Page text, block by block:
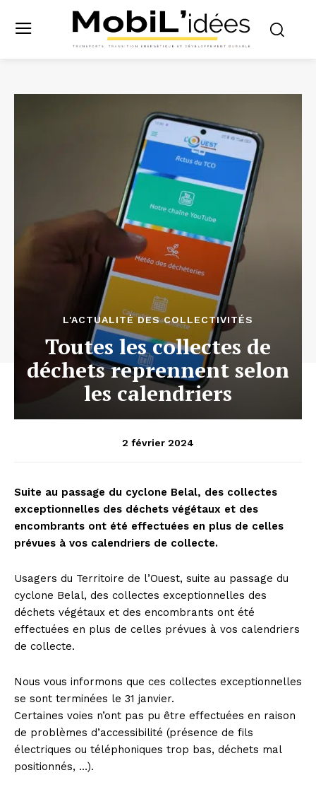
L'ACTUALITÉ DES COLLECTIVITÉS
Toutes les collectes de
déchets reprennent selon
les calendriers
2 février 2024
Suite au passage du cyclone Belal, des collectes
exceptionnelles des déchets végétaux et des
encombrants ont été effectuées en plus de celles
prévues à vos calendriers de collecte.
Usagers du Territoire de l’Ouest, suite au passage du
cyclone Belal, des collectes exceptionnelles des
déchets végétaux et des encombrants ont été
effectuées en plus de celles prévues à vos calendriers
de collecte.
Nous vous informons que ces collectes exceptionnelles
se sont terminées le 31 janvier.
Certaines voies n’ont pas pu être effectuées en raison
de problèmes d’accessibilité (présence de fils
électriques ou téléphoniques trop bas, déchets mal
positionnés, …).